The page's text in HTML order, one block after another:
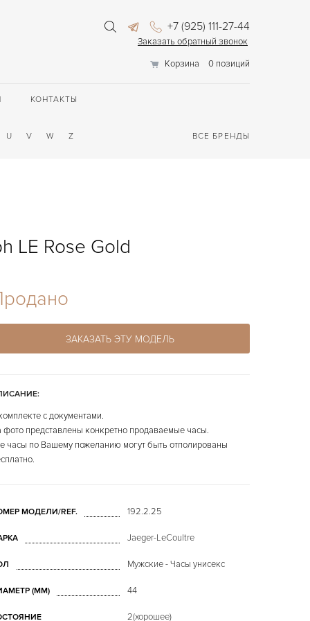
+7 (925) 111-27-44
Заказать обратный звонок
Корзина
0 позиций
КОНТАКТЫ
U V W Z ВСЕ БРЕНДЫ
LE Rose Gold
ЗАКАЗАТЬ ЭТУ МОДЕЛЬ
с документами.
фото представлены конкретно продаваемые часы.
часы по Вашему пожеланию могут быть отполированы
МОДЕЛИ/REF. 192.2.25
Jaeger-LeCoultre
Мужские - Часы унисекс
(MM) 44
2(хорошее)